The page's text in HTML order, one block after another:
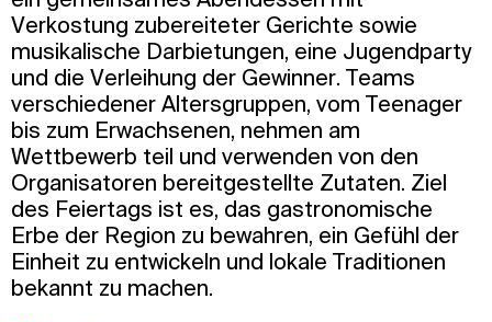
Verkostung zubereiteter Gerichte sowie
musikalische Darbietungen, eine Jugendparty
und die Verleihung der Gewinner. Teams
verschiedener Altersgruppen, vom Teenager
bis zum Erwachsenen, nehmen am
Wettbewerb teil und verwenden von den
Organisatoren bereitgestellte Zutaten. Ziel
des Feiertags ist es, das gastronomische
Erbe der Region zu bewahren, ein Gefühl der
Einheit zu entwickeln und lokale Traditionen
bekannt zu machen.